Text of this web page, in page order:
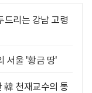
드리는 강남 고령
서울 '황금 땅'
천재교수의 통